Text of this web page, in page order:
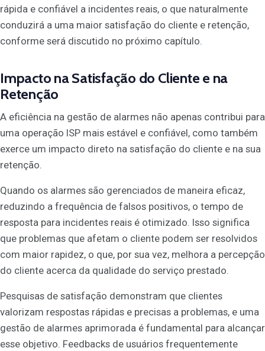
rápida e confiável a incidentes reais, o que naturalmente
conduzirá a uma maior satisfação do cliente e retenção,
conforme será discutido no próximo capítulo.
Impacto na Satisfação do Cliente e na
Retenção
A eficiência na gestão de alarmes não apenas contribui para
uma operação ISP mais estável e confiável, como também
exerce um impacto direto na satisfação do cliente e na sua
retenção.
Quando os alarmes são gerenciados de maneira eficaz,
reduzindo a frequência de falsos positivos, o tempo de
resposta para incidentes reais é otimizado. Isso significa
que problemas que afetam o cliente podem ser resolvidos
com maior rapidez, o que, por sua vez, melhora a percepção
do cliente acerca da qualidade do serviço prestado.
Pesquisas de satisfação demonstram que clientes
valorizam respostas rápidas e precisas a problemas, e uma
gestão de alarmes aprimorada é fundamental para alcançar
esse objetivo. Feedbacks de usuários frequentemente